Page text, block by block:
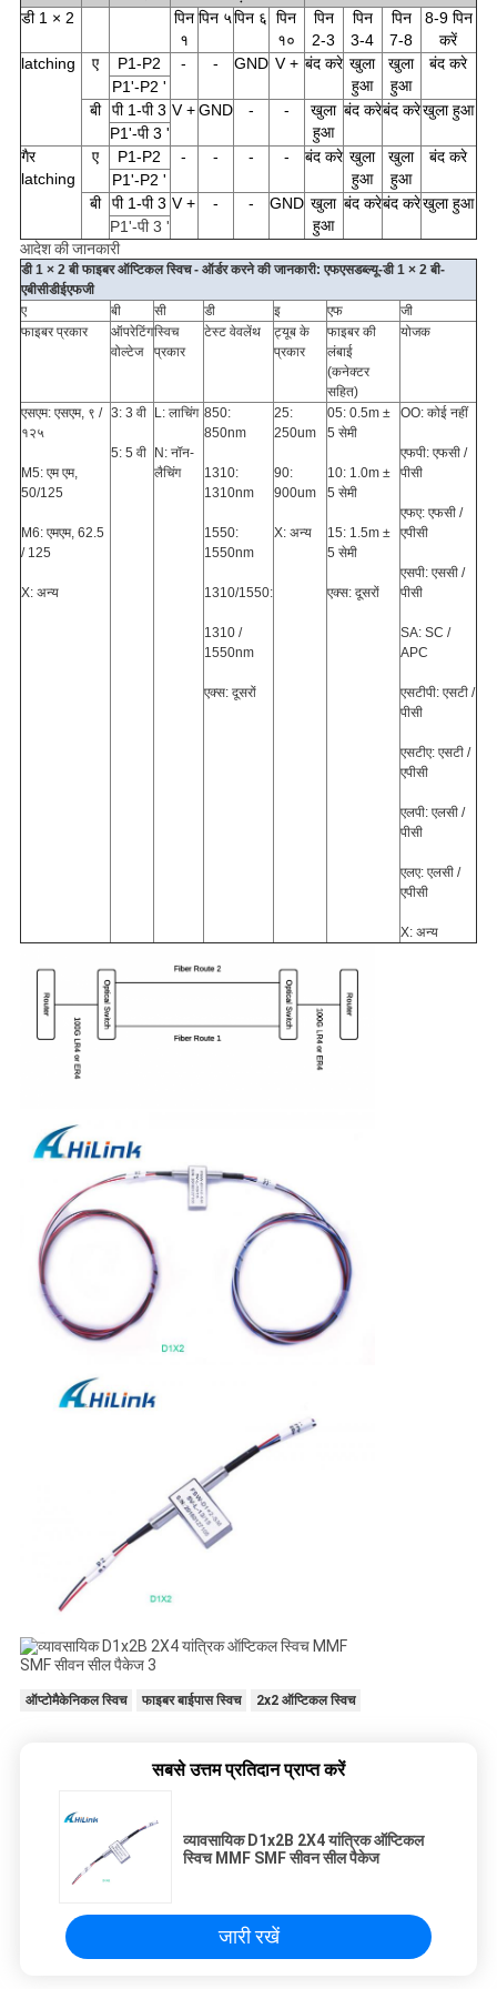
डी 1 × 2
पिन
१
पिन ५पिन ६ पिन
१०
पिन
2-3
पिन
3-4
पिन
7-8
8-9 पिन
करें
latching
ए P1-P2 - - GND V + बंद करे खुला
हुआ
खुला
हुआ
बंद करे
P1'-P2 '
बी
पी 1-पी 3 V +GND - -
खुला
हुआ
बंद करेबंद करेखुला हुआ
P1'-पी 3 '
गैर
latching
ए P1-P2 - - - - बंद करे खुला
हुआ
खुला
हुआ
बंद करे
P1'-P2 '
बी
पी 1-पी 3 V + - - GND खुला
हुआ
बंद करेबंद करेखुला हुआ
P1'-पी 3 '
आदेश की जानकारी
डी 1 × 2 बी फाइबर ऑप्टिकल स्विच - ऑर्डर करने की जानकारी: एफएसडब्ल्यू-डी 1 × 2 बी-
एबीसीडीईएफजी
ए
बी सी डी इ एफ
जी
फाइबर प्रकार
ऑपरेटिंग
वोल्टेज
स्विच
प्रकार
टेस्ट वेवलेंथ
ट्यूब के
प्रकार
फाइबर की
लंबाई
(कनेक्टर
सहित)
योजक
एसएम: एसएम, ९ /
१२५
M5: एम एम,
50/125
M6: एमएम, 62.5
/ 125
X: अन्य
3: 3 वी
5: 5 वी
L: लाचिंग
N: नॉन-
लैचिंग
850:
850nm
1310:
1310nm
1550:
1550nm
1310/1550:
1310 /
1550nm
एक्स: दूसरों
25:
250um
90:
900um
X: अन्य
05: 0.5m ±
5 सेमी
10: 1.0m ±
5 सेमी
15: 1.5m ±
5 सेमी
एक्स: दूसरों
OO: कोई नहीं
एफपी: एफसी /
पीसी
एफए: एफसी /
एपीसी
एसपी: एससी /
पीसी
SA: SC /
APC
एसटीपी: एसटी /
पीसी
एसटीए: एसटी /
एपीसी
एलपी: एलसी /
पीसी
एलए: एलसी /
एपीसी
X: अन्य
ऑप्टोमैकेनिकल स्विच फाइबर बाईपास स्विच 2x2 ऑप्टिकल स्विच
सबसे उत्तम प्रतिदान प्राप्त करें
व्यावसायिक D1x2B 2X4 यांत्रिक ऑप्टिकल
स्विच MMF SMF सीवन सील पैकेज
जारी रखें